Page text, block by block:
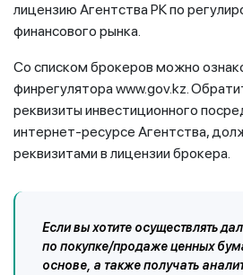
лицензию Агентства РК по
финансового рынка.
Со списком брокеров можно
финрегулятора www.gov.kz.
реквизиты инвестиционного
интернет-ресурсе Агентства,
реквизитами в лицензии брокера.
Если вы хотите осуществлять
по покупке/продаже ценных
основе, а также получать